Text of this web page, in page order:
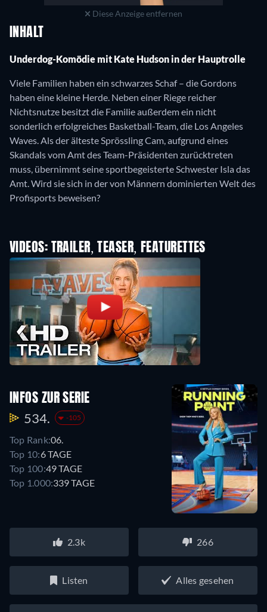
Diese Anzeige entfernen
INHALT
Underdog-Komödie mit Kate Hudson in der Hauptrolle
Viele Familien haben ein schwarzes Schaf – die Gordons
haben eine kleine Herde. Neben einer Riege reicher
Nichtsnutze besitzt die Familie außerdem ein nicht
sonderlich erfolgreiches Basketball-Team, die Los Angeles
Waves. Als der älteste Sprössling Cam, aufgrund eines
Skandals vom Amt des Team-Präsidenten zurücktreten
muss, übernimmt seine sportbegeisterte Schwester Isla das
Amt. Wird sie sich in der von Männern dominierten Welt des
Profisports beweisen?
VIDEOS: TRAILER, TEASER, FEATURETTES
INFOS ZUR SERIE
534. -105
Top Rank:06.
Top 10:6 TAGE
Top 100:49 TAGE
Top 1.000:339 TAGE
2.3k 266
Listen Alles gesehen